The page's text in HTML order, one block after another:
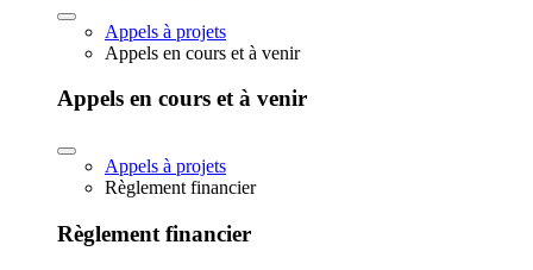
Appels à projets
Appels en cours et à venir
Appels en cours et à venir
Appels à projets
Règlement financier
Règlement financier